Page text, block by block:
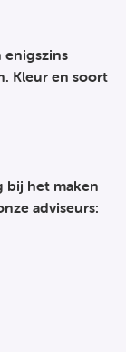
Kleur en soort
bij het maken
adviseurs: